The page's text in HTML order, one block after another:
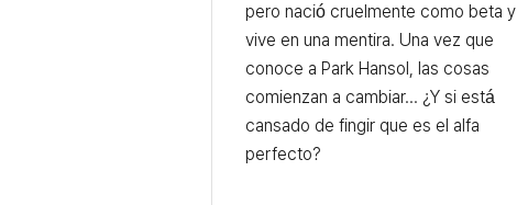
pero nació cruelmente como beta y
vive en una mentira. Una vez que
conoce a Park Hansol, las cosas
comienzan a cambiar... ¿Y si está
cansado de fingir que es el alfa
perfecto?